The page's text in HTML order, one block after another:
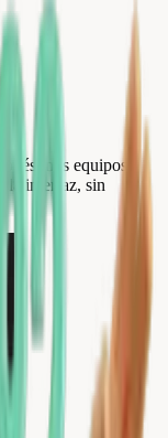
mis equipos
interfaz, sin